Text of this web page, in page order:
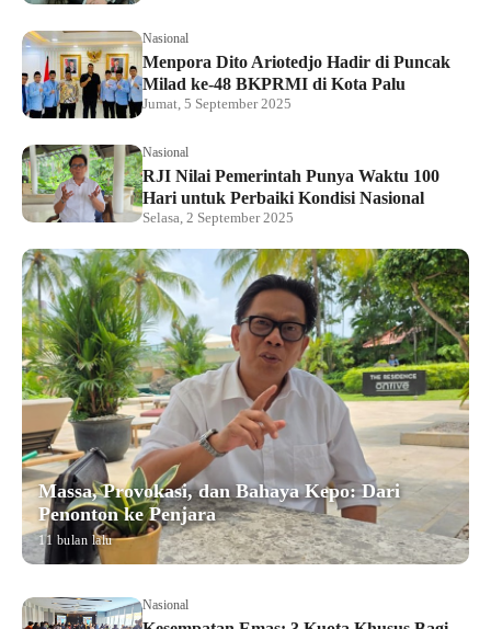
Nasional
Menpora Dito Ariotedjo Hadir di Puncak
Milad ke-48 BKPRMI di Kota Palu
Jumat, 5 September 2025
Nasional
RJI Nilai Pemerintah Punya Waktu 100
Hari untuk Perbaiki Kondisi Nasional
Selasa, 2 September 2025
Massa, Provokasi, dan Bahaya Kepo: Dari
Penonton ke Penjara
11 bulan lalu
Nasional